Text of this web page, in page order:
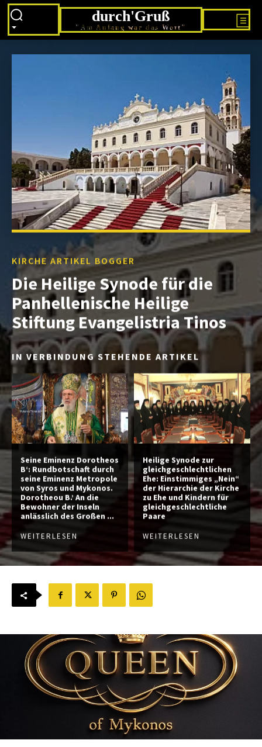
durch'Gruß
"Am Anfang war das Wort"
KIRCHE ARTIKEL BOGGER
Die Heilige Synode für die
Panhellenische Heilige
Stiftung Evangelistria Tinos
IN VERBINDUNG STEHENDE ARTIKEL
Seine Eminenz Dorotheos
B‘: Rundbotschaft durch
seine Eminenz Metropole
von Syros und Mykonos.
Dorotheou B.’ An die
Bewohner der Inseln
anlässlich des Großen ...
WEITERLESEN
Heilige Synode zur
gleichgeschlechtlichen
Ehe: Einstimmiges „Nein“
der Hierarchie der Kirche
zu Ehe und Kindern für
gleichgeschlechtliche
Paare
WEITERLESEN